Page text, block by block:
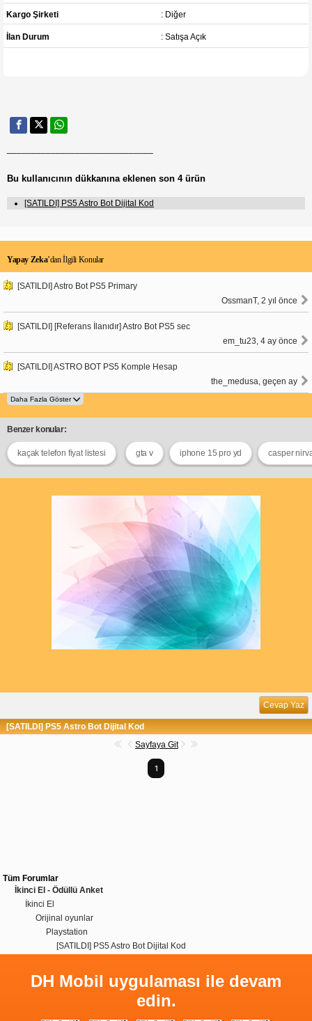
Kargo Şirketi : Diğer
İlan Durum : Satışa Açık
Bu kullanıcının dükkanına eklenen son 4 ürün
[SATILDI] PS5 Astro Bot Dijital Kod
Yapay Zeka’dan İlgili Konular
[SATILDI] Astro Bot PS5 Primary
OssmanT, 2 yıl önce
[SATILDI] [Referans İlanıdır] Astro Bot PS5 sec
em_tu23, 4 ay önce
[SATILDI] ASTRO BOT PS5 Komple Hesap
the_medusa, geçen ay
Benzer konular:
kaçak telefon fiyat listesi gta v iphone 15 pro yd casper
Cevap Yaz
[SATILDI] PS5 Astro Bot Dijital Kod
Sayfaya Git
1
Tüm Forumlar
İkinci El - Ödüllü Anket
İkinci El
Orijinal oyunlar
Playstation
[SATILDI] PS5 Astro Bot Dijital Kod
DH Mobil uygulaması ile devam
edin.